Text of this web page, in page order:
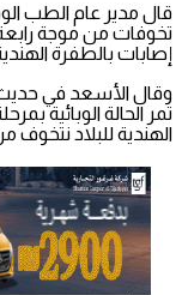
قال مدير عام الطب
تخوفات من موجة
إصابات بالطفرة
وقال الأسعد في
تمر الحالة الوبائية
الهندية للبلاد نتخوف